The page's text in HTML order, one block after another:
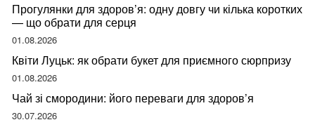
Прогулянки для здоров’я: одну довгу чи кілька коротких
— що обрати для серця
01.08.2026
Квіти Луцьк: як обрати букет для приємного сюрпризу
01.08.2026
Чай зі смородини: його переваги для здоров’я
30.07.2026